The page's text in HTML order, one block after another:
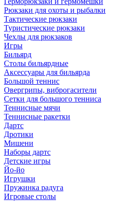
Рюкзаки для охоты и рыбалки
Тактические рюкзаки
Туристические рюкзаки
Чехлы для рюкзаков
Игры
Бильярд
Столы бильярдные
Аксессуары для бильярда
Большой теннис
Овергрипы, виброгасители
Сетки для большого тенниса
Теннисные мячи
Теннисные ракетки
Дартс
Дротики
Мишени
Наборы дартс
Детские игры
Йо-йо
Игрушки
Пружинка радуга
Игровые столы